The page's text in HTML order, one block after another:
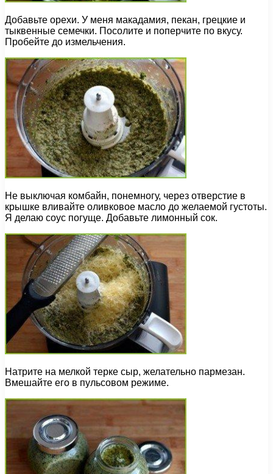
Добавьте орехи. У меня макадамия, пекан, грецкие и
тыквенные семечки. Посолите и поперчите по вкусу.
Пробейте до измельчения.
Не выключая комбайн, понемногу, через отверстие в
крышке вливайте оливковое масло до желаемой густоты.
Я делаю соус погуще. Добавьте лимонный сок.
Натрите на мелкой терке сыр, желательно пармезан.
Вмешайте его в пульсовом режиме.